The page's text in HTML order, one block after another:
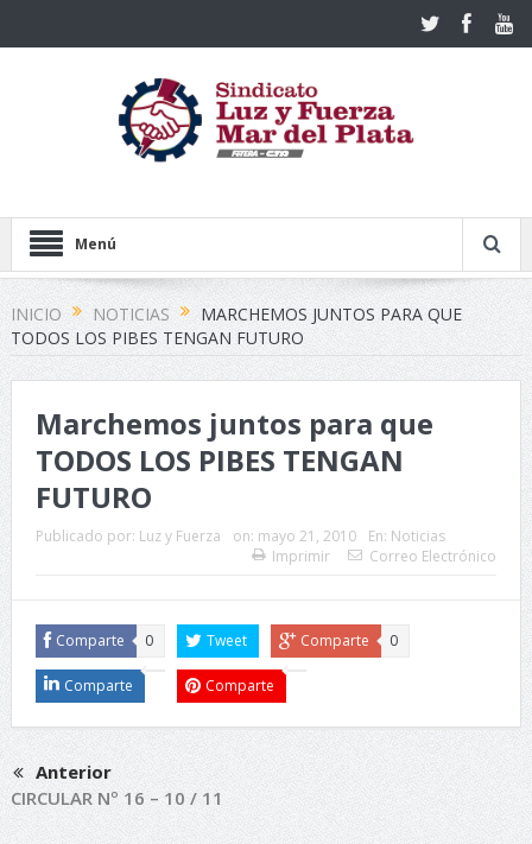
Menú
INICIO NOTICIAS
MARCHEMOS JUNTOS PARA QUE
TODOS LOS PIBES TENGAN FUTURO
Marchemos juntos para que
TODOS LOS PIBES TENGAN
FUTURO
Publicado por: Luz y Fuerza on: mayo 21, 2010 En: Noticias
Imprimir
Correo Electrónico
Comparte 0 Tweet Comparte 0
Comparte Comparte
Anterior
CIRCULAR Nº 16 – 10 / 11